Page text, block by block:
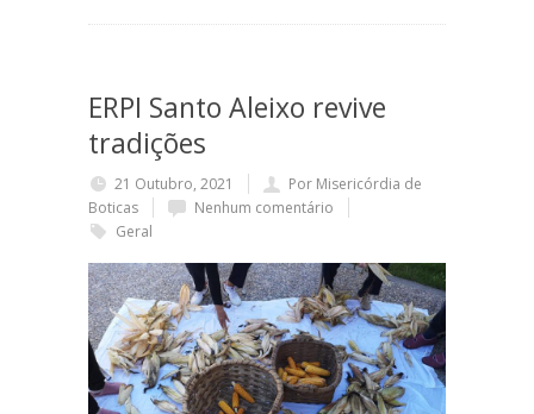
ERPI Santo Aleixo revive
tradições
21 Outubro, 2021
Por Misericórdia de
Boticas
Nenhum comentário
Geral